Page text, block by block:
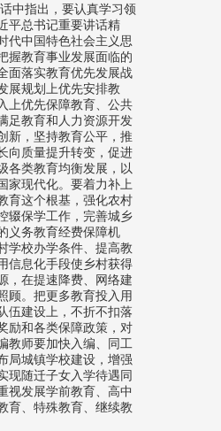
中指出，要认真学习领
平总书记重要讲话精
代中国特色社会主义思
握教育事业发展面临的
面落实教育优先发展战
展规划上优先安排教
上优先保障教育、公共
足教育和人力资源开发
新，坚持教育公平，推
向质量提升转变，促进
各类教育均衡发展，以
家现代化。要着力补上
育这个根基，强化农村
辍保学工作，完善城乡
义务教育经费保障机
学校办学条件、提高教
信息化手段使乡村获得
，在提速降费、网络建
顾。把更多教育投入用
伍建设上，不折不扣落
励和各类保障政策，对
教师要加快入编、同工
局城镇学校建设，增强
现随迁子女入学待遇同
视发展学前教育、高中
育、特殊教育、继续教